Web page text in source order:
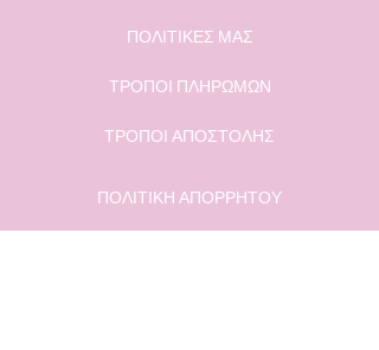
ΠΟΛΙΤΙΚΕΣ ΜΑΣ
ΤΡΟΠΟΙ ΠΛΗΡΩΜΩΝ
ΤΡΟΠΟΙ ΑΠΟΣΤΟΛΗΣ
ΠΟΛΙΤΙΚΗ ΑΠΟΡΡΗΤΟΥ